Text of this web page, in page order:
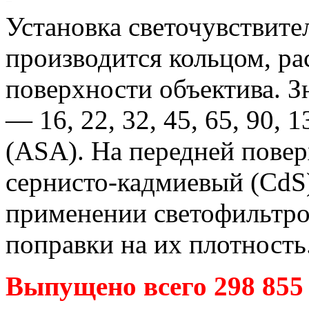
Установка
производится кольцом,
поверхности объектива.
— 16, 22, 32, 45, 65, 90,
(ASA). На передней
сернисто-кадмиевый
применении
поправки на их
Выпущено всего 298